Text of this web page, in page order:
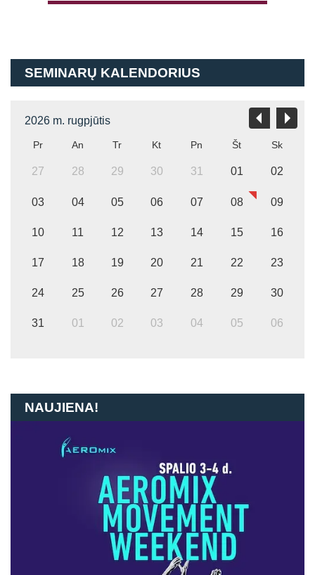
SEMINARŲ KALENDORIUS
2026 m. rugpjūtis
Pr An Tr Kt Pn Št Sk
27 28 29 30 31 01 02
03 04 05 06 07 08 09
10 11 12 13 14 15 16
17 18 19 20 21 22 23
24 25 26 27 28 29 30
31 01 02 03 04 05 06
NAUJIENA!